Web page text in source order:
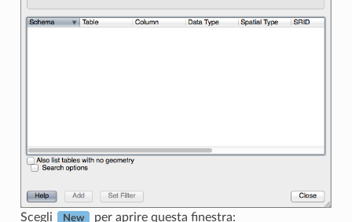
Scegli New per aprire questa finestra: